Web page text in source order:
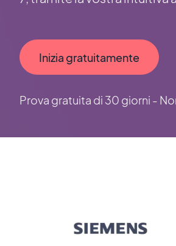
Inizia gratuitamente
Prova gratuita di 30 giorni -